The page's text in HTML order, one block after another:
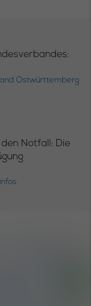
Ostwürttemberg
Notfall: Die